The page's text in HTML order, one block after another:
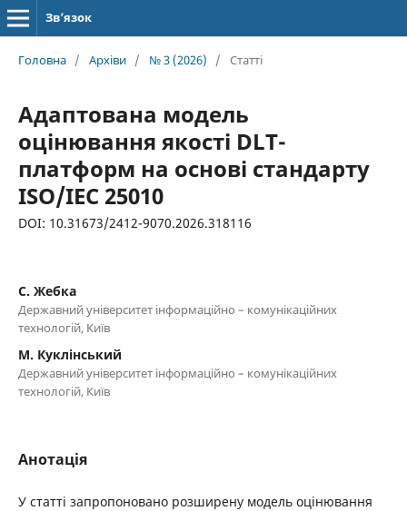
Зв’язок
Головна / Архіви / № 3 (2026) / Статті
Адаптована модель
оцінювання якості DLT-
платформ на основі стандарту
ISO/IEC 25010
DOI: 10.31673/2412-9070.2026.318116
С. Жебка
Державний університет інформаційно – комунікаційних
технологій, Київ
М. Куклінський
Державний університет інформаційно – комунікаційних
технологій, Київ
Анотація
У статті запропоновано розширену модель оцінювання